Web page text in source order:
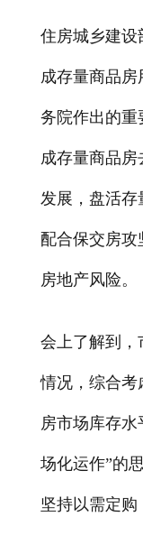
住房城乡建设
成存量商品房
务院作出的重
成存量商品
发展，盘活存
配合保交房攻
房地产风险。
会上了解到，
情况，综合考
房市场库存
场化运作”的
坚持以需定